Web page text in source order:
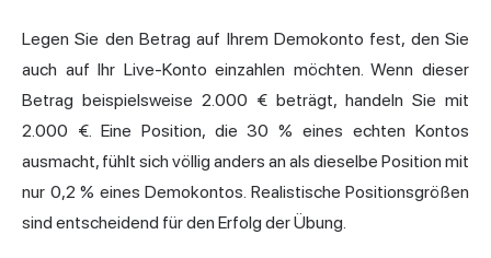
Legen Sie den Betrag auf Ihrem Demokonto fest, den Sie
auch auf Ihr Live-Konto einzahlen möchten. Wenn dieser
Betrag beispielsweise 2.000 € beträgt, handeln Sie mit
2.000 €. Eine Position, die 30 % eines echten Kontos
ausmacht, fühlt sich völlig anders an als dieselbe Position mit
nur 0,2 % eines Demokontos. Realistische Positionsgrößen
sind entscheidend für den Erfolg der Übung.